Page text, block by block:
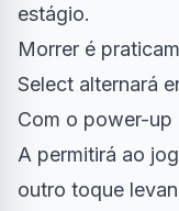
estágio.
Morrer é
Select alternará
Com o power-up
A permitirá ao
outro toque